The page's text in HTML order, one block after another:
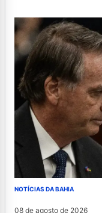
NOTÍCIAS DA BAHIA
08 de agosto de 2026